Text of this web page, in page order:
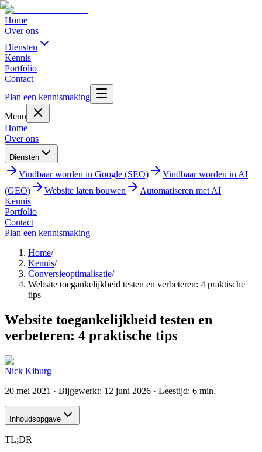
Home
Over ons
Diensten
Kennis
Portfolio
Contact
Plan een kennismaking
Menu
Home
Over ons
Diensten
Vindbaar worden in Google (SEO)
Vindbaar worden in AI
(GEO)
Website laten bouwen
Automatiseren met AI
Kennis
Portfolio
Contact
Plan een kennismaking
Home/
Kennis/
Conversieoptimalisatie/
Website toegankelijkheid testen en verbeteren: 4 praktische
tips
Website toegankelijkheid testen en
verbeteren: 4 praktische tips
Nick Kiburg
20 mei 2021 · Bijgewerkt: 12 juni 2026 · Leestijd: 6 min.
Inhoudsopgave
TL;DR